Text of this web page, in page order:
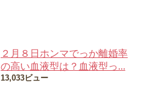
２月８日ホンマでっか離婚率
の高い血液型は？血液型っ...
13,033ビュー